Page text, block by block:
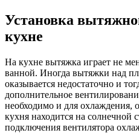
Установка
кухне
На кухне вытяжка играет не
ванной. Иногда вытяжки над
оказывается недостаточно и
дополнительное
необходимо и для охлаждения,
кухня находится на солнечной
подключения вентилятора